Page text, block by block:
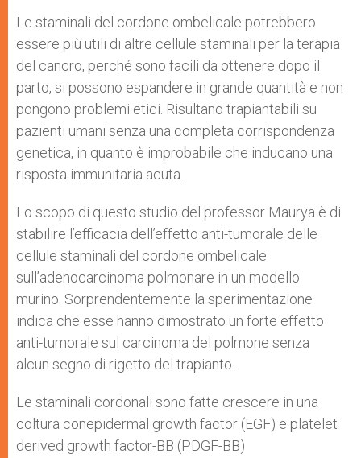
Le staminali del cordone ombelicale potrebbero
essere più utili di altre cellule staminali per la terapia
del cancro, perché sono facili da ottenere dopo il
parto, si possono espandere in grande quantità e non
pongono problemi etici. Risultano trapiantabili su
pazienti umani senza una completa corrispondenza
genetica, in quanto è improbabile che inducano una
risposta immunitaria acuta.
Lo scopo di questo studio del professor Maurya è di
stabilire l’efficacia dell’effetto anti-tumorale delle
cellule staminali del cordone ombelicale
sull’adenocarcinoma polmonare in un modello
murino. Sorprendentemente la sperimentazione
indica che esse hanno dimostrato un forte effetto
anti-tumorale sul carcinoma del polmone senza
alcun segno di rigetto del trapianto.
Le staminali cordonali sono fatte crescere in una
coltura conepidermal growth factor (EGF) e platelet
derived growth factor-BB (PDGF-BB)